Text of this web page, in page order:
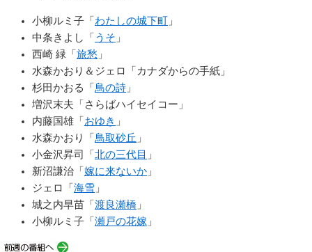
小柳ルミ子「 わたしの城下町 」
中条きよし「 うそ 」
西崎 緑「 旅愁 」
水森かおり＆ジェロ「カナダからの手紙」
杉田かおる「 鳥の詩 」
増沢末夫「さらばハイセイコー」
内藤国雄「 おゆき 」
水森かおり「 鳥取砂丘 」
小金沢昇司「 北の三代目 」
新沼謙治「 嫁に来ないか 」
ジェロ「 海雪 」
城之内早苗「 渡良瀬橋 」
小柳ルミ子「 瀬戸の花嫁 」